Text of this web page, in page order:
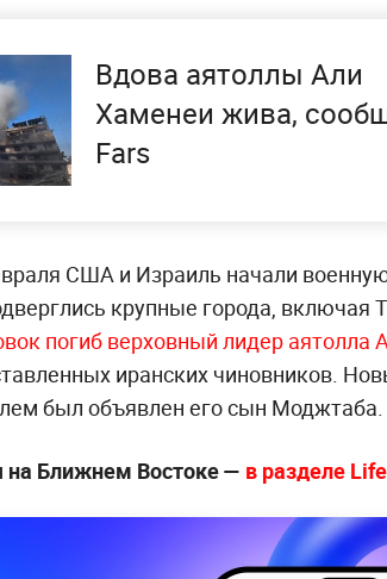
Вдова аятоллы Али
Хаменеи жива,
Fars
США и Израиль начали
крупные города, включая
погиб верховный лидер аятолла
иранских чиновников.
был объявлен его сын Моджтаба.
Ближнем Востоке — в разделе